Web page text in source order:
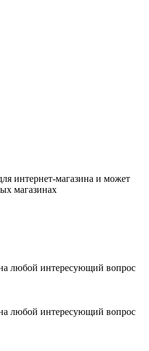
интернет-магазина и может
магазинах
любой интересующий вопрос
любой интересующий вопрос